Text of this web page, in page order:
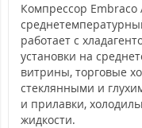
Компрессор Embraco
работает с
установки на
витрины, торговые
стеклянными и
и прилавки,
жидкости.